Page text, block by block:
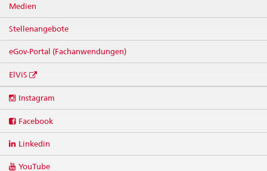
Medien
Stellenangebote
eGov-Portal (Fachanwendungen)
ElViS
media
Instagram
Facebook
Linkedin
YouTube